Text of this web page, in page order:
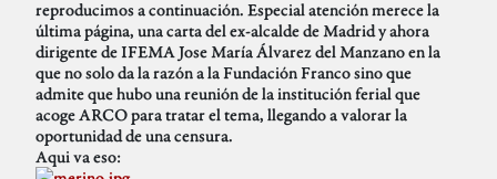
reproducimos a continuación. Especial atención merece la
última página, una carta del ex-alcalde de Madrid y ahora
dirigente de IFEMA Jose María Álvarez del Manzano en la
que no solo da la razón a la Fundación Franco sino que
admite que hubo una reunión de la institución ferial que
acoge ARCO para tratar el tema, llegando a valorar la
oportunidad de una censura.
Aqui va eso: